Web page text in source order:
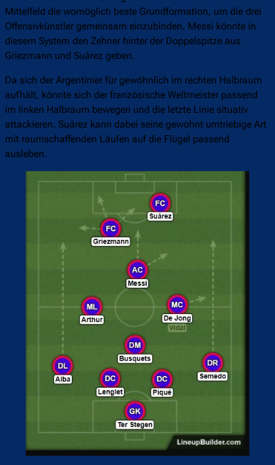
Mittelfeld die womöglich beste Grundformation, um die drei
Offensivkünstler gemeinsam einzubinden. Messi könnte in
diesem System den Zehner hinter der Doppelspitze aus
Griezmann und Suárez geben.
Da sich der Argentinier für gewöhnlich im rechten Halbraum
aufhält, könnte sich der französische Weltmeister passend
im linken Halbraum bewegen und die letzte Linie situativ
attackieren. Suárez kann dabei seine gewohnt umtriebige Art
mit raumschaffenden Läufen auf die Flügel passend
ausleben.